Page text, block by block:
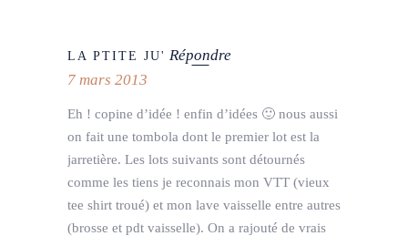
LA PTITE JU' Répondre
7 mars 2013
Eh ! copine d’idée ! enfin d’idées 🙂 nous aussi
on fait une tombola dont le premier lot est la
jarretière. Les lots suivants sont détournés
comme les tiens je reconnais mon VTT (vieux
tee shirt troué) et mon lave vaisselle entre autres
(brosse et pdt vaisselle). On a rajouté de vrais